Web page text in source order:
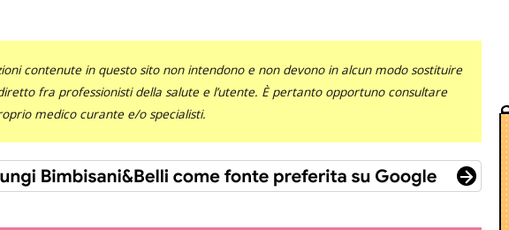
contenute in questo sito non intendono e non devono in alcun modo sostituire
fra professionisti della salute e l’utente. È pertanto opportuno consultare
medico curante e/o specialisti.